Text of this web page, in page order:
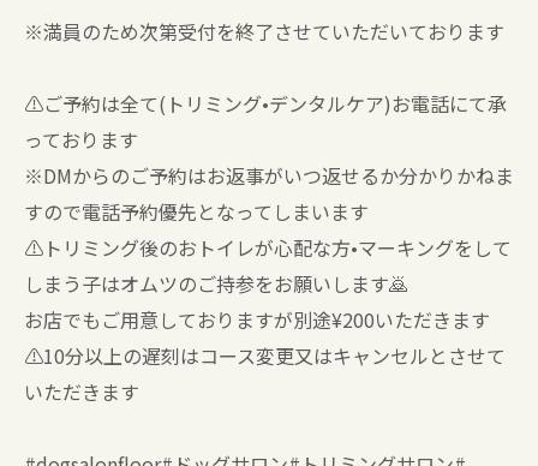
※満員のため次第受付を終了させていただいております
⚠️ご予約は全て(トリミング•デンタルケア)お電話にて承
っております
※DMからのご予約はお返事がいつ返せるか分かりかねま
すので電話予約優先となってしまいます
⚠️トリミング後のおトイレが心配な方•マーキングをして
しまう子はオムツのご持参をお願いします🙇
お店でもご用意しておりますが別途¥200いただきます
⚠️10分以上の遅刻はコース変更又はキャンセルとさせて
いただきます